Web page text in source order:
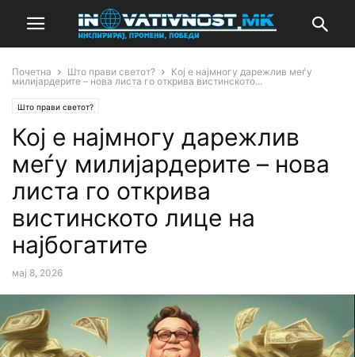
Почетна Што прави светот?
Кој е најмногу дарежлив меѓу
милијардерите – нова листа го открива вистинското...
Што прави светот?
Кој е најмногу дарежлив
меѓу милијардерите – нова
листа го открива
вистинското лице на
најбогатите
мај 8, 2026